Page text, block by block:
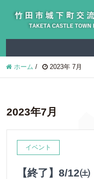
ホーム / 2023年 7月
2023年7月
イベント
【終了】8/12